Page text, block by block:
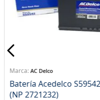
AC Delco
Batería Acedelco
(NP 2721232)